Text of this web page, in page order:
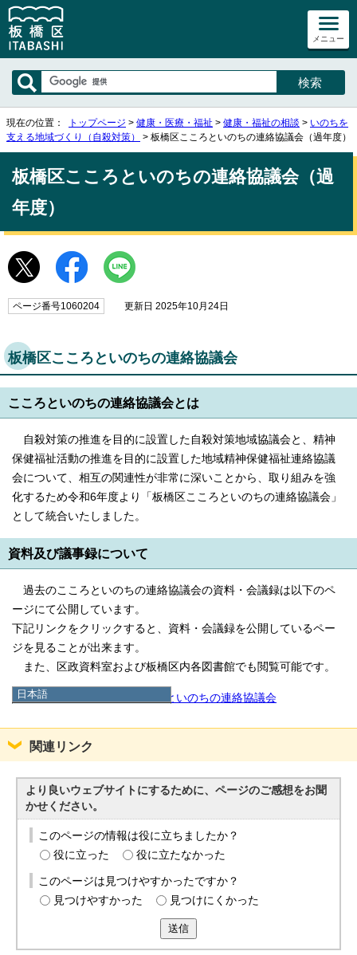
メニュー
日本語
English
한국어
简体中文
現在の位置： トップページ > 健康・医療・福祉 > 健康・福祉の相談 > いのちを
支える地域づくり（自殺対策）
> 板橋区こころといのちの連絡協議会（過年度）
板橋区こころといのちの連絡協議会（過
年度）
ページ番号1060204 更新日 2025年10月24日
板橋区こころといのちの連絡協議会
こころといのちの連絡協議会とは
自殺対策の推進を目的に設置した自殺対策地域協議会と、精神
保健福祉活動の推進を目的に設置した地域精神保健福祉連絡協議
会について、相互の関連性が非常に深いことから、取り組みを強
化するため令和6年度より「板橋区こころといのちの連絡協議会」
として統合いたしました。
資料及び議事録について
過去のこころといのちの連絡協議会の資料・会議録は以下のペ
ージにて公開しています。
下記リンクをクリックすると、資料・会議録を公開しているペー
ジを見ることが出来ます。
また、区政資料室および板橋区内各図書館でも閲覧可能です。
令和6年度 板橋区こころといのちの連絡協議会
関連リンク
より良いウェブサイトにするために、ページのご感想をお聞
かせください。
このページの情報は役に立ちましたか？
役に立った
役に立たなかった
このページは見つけやすかったですか？
見つけやすかった
見つけにくかった
送信